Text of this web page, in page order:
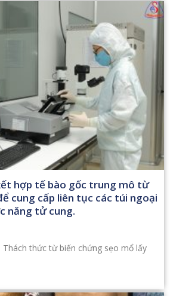
hợp tế bào gốc trung mô từ
cung cấp liên tục các túi ngoại
năng tử cung.
Thách thức từ biến chứng sẹo mổ lấy